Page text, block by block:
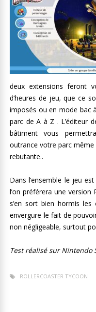
deux extensions feront
d’heures de jeu, que ce
imposés ou en mode bac
parc de A à Z . L’éditeur
bâtiment vous
outrance votre parc
rebutante..
Dans l’ensemble le jeu
l’on préférera une version
s’en sort bien hormis
envergure le fait de
non négligeable, surtout
Test réalisé sur Nintendo
ROLLERCOASTER TYCOON